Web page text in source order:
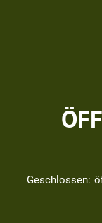
Klicken, um
Geschlossen: